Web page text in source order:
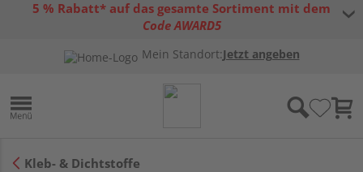
5 % Rabatt* auf das gesamte Sortiment mit dem
Code AWARD5
Gutscheinbedingungen
Mein Standort:Jetzt angeben
Kleb- & Dichtstoffe